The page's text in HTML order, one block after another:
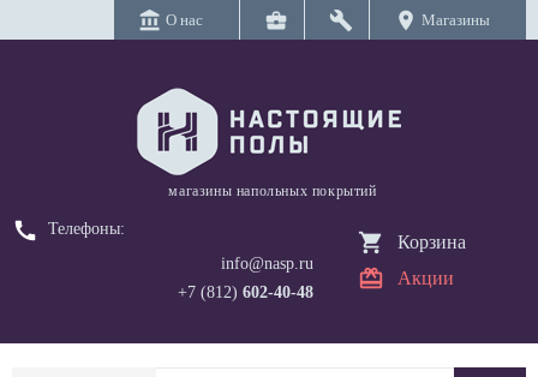
account_balance О нас business_center build location_on Магазины
магазины напольных покрытий
call
Телефоны:
info@nasp.ru
+7 (812) 602-40-48
Корзина
Акции